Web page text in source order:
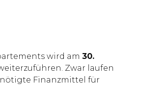
wird am 30.
Zwar laufen
Finanzmittel für